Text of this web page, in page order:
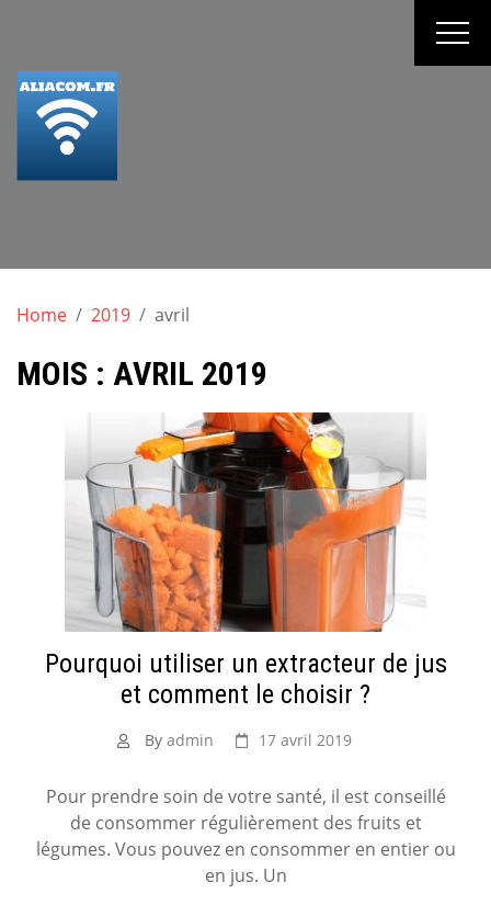
logiciels, high-
tech et
informatique
Home 2019 avril
MOIS : AVRIL 2019
Pourquoi utiliser un extracteur de jus
et comment le choisir ?
By admin 17 avril 2019
Pour prendre soin de votre santé, il est conseillé
de consommer régulièrement des fruits et
légumes. Vous pouvez en consommer en entier ou
en jus. Un